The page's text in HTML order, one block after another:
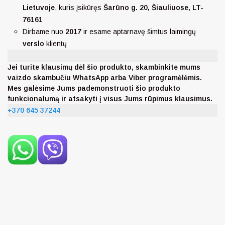
Lietuvoje, kuris įsikūręs Šarūno g. 20, Šiauliuose, LT-
76161
Dirbame nuo 2017 ir esame aptarnavę šimtus laimingų
verslo klientų
Jei turite klausimų dėl šio produkto, skambinkite mums
vaizdo skambučiu WhatsApp arba Viber programėlėmis.
Mes galėsime Jums pademonstruoti šio produkto
funkcionalumą ir atsakyti į visus Jums rūpimus klausimus.
+370 645 37244